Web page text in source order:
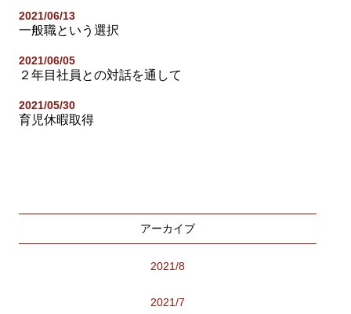
2021/06/13
一般職という選択
2021/06/05
２年目社員との対話を通して
2021/05/30
育児休暇取得
アーカイブ
2021/8
2021/7